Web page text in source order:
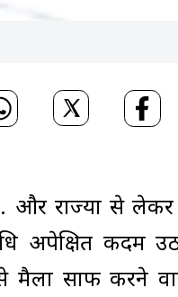
और राज्यों से
अपेक्षित कदम
मैला साफ करने